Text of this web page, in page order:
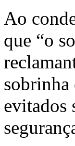
Ao
que “o
sobrinha
evitados